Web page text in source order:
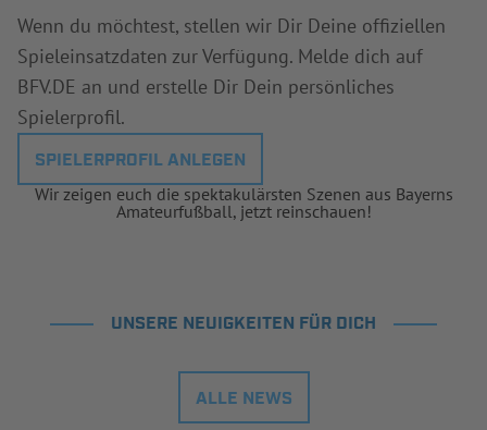
Wenn du möchtest, stellen wir Dir Deine offiziellen
Spieleinsatzdaten zur Verfügung. Melde dich auf
BFV.DE an und erstelle Dir Dein persönliches
Spielerprofil.
SPIELERPROFIL ANLEGEN
Wir zeigen euch die spektakulärsten Szenen aus Bayerns
Amateurfußball, jetzt reinschauen!
UNSERE NEUIGKEITEN FÜR DICH
ALLE NEWS